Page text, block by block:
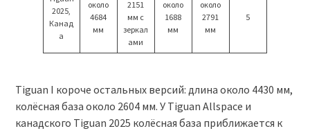
2025,
Канад
а
около
4684
мм
2151
мм с
зеркал
ами
около
1688
мм
около
2791
мм
5
Tiguan I короче остальных версий: длина около 4430 мм,
колёсная база около 2604 мм. У Tiguan Allspace и
канадского Tiguan 2025 колёсная база приближается к